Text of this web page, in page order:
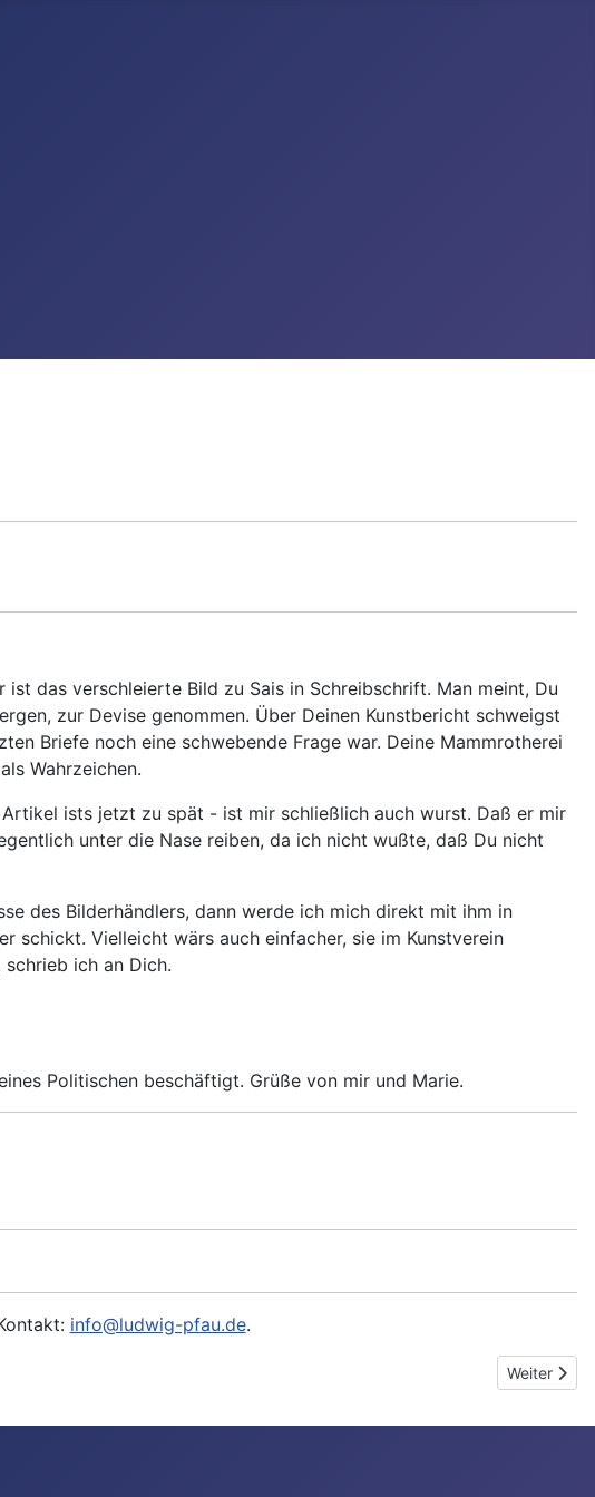
das verschleierte Bild zu Sais in Schreibschrift. Man meint, Du
zur Devise genommen. Über Deinen Kunstbericht schweigst
Briefe noch eine schwebende Frage war. Deine Mammrotherei
Wahrzeichen.
ists jetzt zu spät - ist mir schließlich auch wurst. Daß er mir
unter die Nase reiben, da ich nicht wußte, daß Du nicht
des Bilderhändlers, dann werde ich mich direkt mit ihm in
schickt. Vielleicht wärs auch einfacher, sie im Kunstverein
ich an Dich.
Politischen beschäftigt. Grüße von mir und Marie.
info@ludwig-pfau.de.
Nächster
Weiter